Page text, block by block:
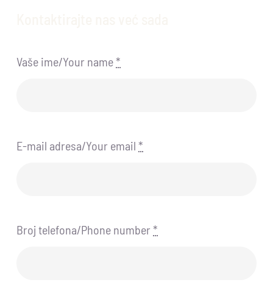
Vaše ime/Your name *
E-mail adresa/Your email *
Broj telefona/Phone number *